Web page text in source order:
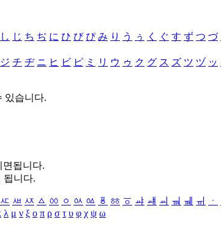
し じ ち ぢ に ひ び ぴ み り う ぅ く ぐ す ず つ づ
ジ チ ヂ ニ ヒ ビ ピ ミ リ ウ ゥ ク グ ス ズ ツ ヅ ッ
있습니다.
면됩니다.
됩니다.
ㅼ ㅽ ㅾ ㅿ ㆀ ㆁ ㆂ ㆃ ㆄ ㆅ ㆆ ㆇ ㆈ ㆉ ㆊ ㆋ ㆌ ㆍ
λ μ ν ξ ο π ρ σ τ υ φ χ ψ ω